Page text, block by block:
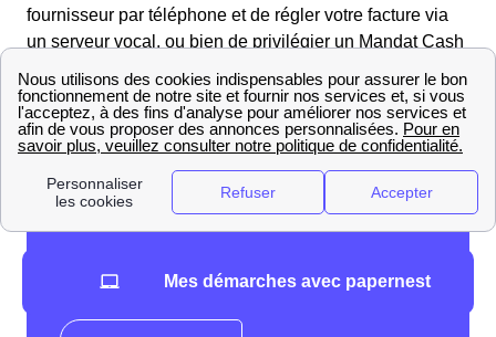
fournisseur par téléphone et de régler votre facture via
un serveur vocal, ou bien de privilégier un Mandat Cash
Paiement (TIP).
Les habitants de Tendon ont donc le choix pour payer
leurs factures d'électricité.
Mes démarches avec papernest